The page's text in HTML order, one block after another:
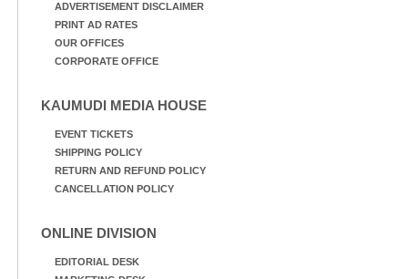
ADVERTISEMENT DISCLAIMER
PRINT AD RATES
OUR OFFICES
CORPORATE OFFICE
KAUMUDI MEDIA HOUSE
EVENT TICKETS
SHIPPING POLICY
RETURN AND REFUND POLICY
CANCELLATION POLICY
ONLINE DIVISION
EDITORIAL DESK